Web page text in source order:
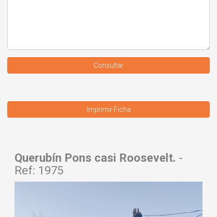
Consultar
Querubín Pons casi Roosevelt. -
Ref: 1975